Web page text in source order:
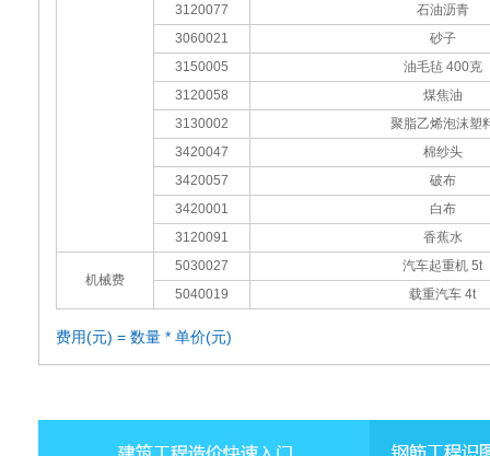
3120077
石油沥青
3060021
砂子
3150005
油毛毡 400克
3120058
煤焦油
3130002
聚脂乙烯泡沫塑
3420047
棉纱头
3420057
破布
3420001
白布
3120091
香蕉水
机械费
5030027
汽车起重机 5t
5040019
载重汽车 4t
费用(元) = 数量 * 单价(元)